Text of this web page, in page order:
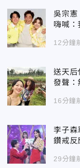
吳宗
嗨喊：
12分鐘
送天后
發聲：
16分鐘
李子森
鑽戒反
29分鐘